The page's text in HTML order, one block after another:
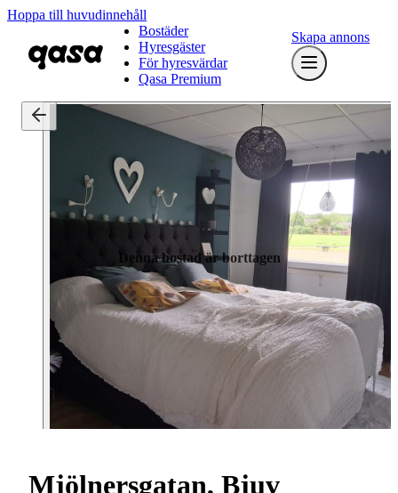
Hoppa till huvudinnehåll
Bostäder
Hyresgäster
För hyresvärdar
Qasa Premium
Skapa annons
Denna bostad är borttagen
Mjölnersgatan, Bjuv